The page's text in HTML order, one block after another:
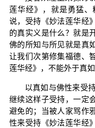
莲华经》，就是勇猛
说，受持《妙法莲华经
的真实义是什么？就是
佛的所知与所见就是真
让我们次第修集福德、
莲华经》，不能外于真如
以真如与佛性来受
继续这样子受持，一定
避免的；当被人家骂作
性来受持《妙法莲华经